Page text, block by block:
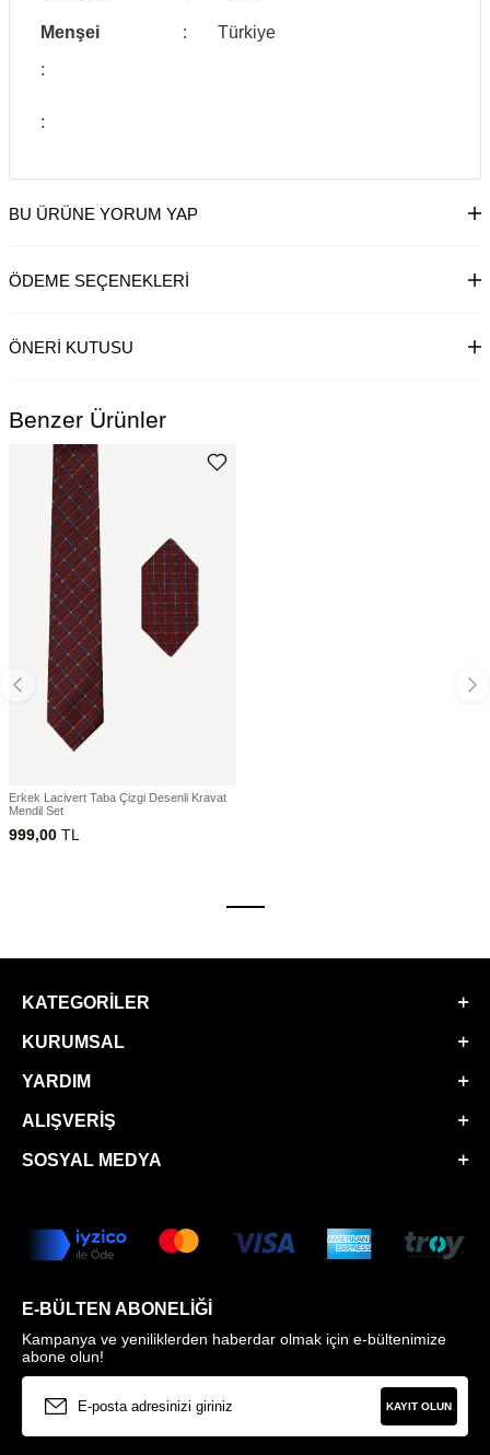
Menşei :
Türkiye
:
:
BU ÜRÜNE YORUM YAP
ÖDEME SEÇENEKLERI
ÖNERI KUTUSU
Benzer Ürünler
Erkek Lacivert Taba Çizgi Desenli Kravat
Mendil Set
999,00 TL
KATEGORILER
KURUMSAL
YARDIM
ALIŞVERIŞ
SOSYAL MEDYA
E-BÜLTEN ABONELIĞI
Kampanya ve yeniliklerden haberdar olmak için e-bültenimize
abone olun!
KAYIT OLUN